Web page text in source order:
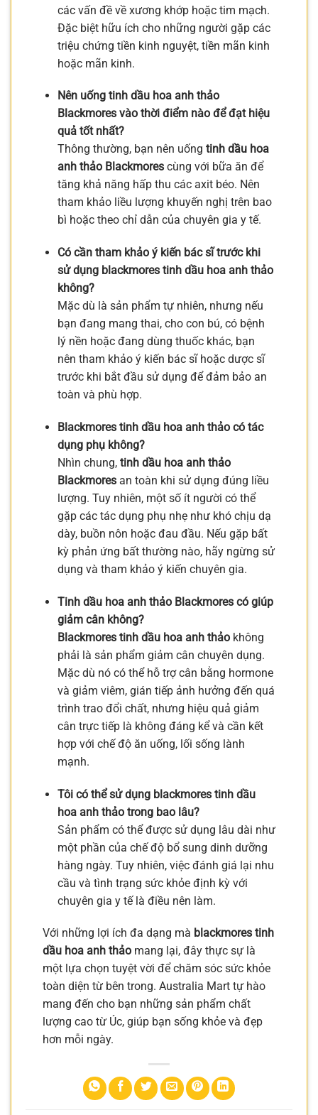
các vấn đề về xương khớp hoặc tim mạch.
Đặc biệt hữu ích cho những người gặp các
triệu chứng tiền kinh nguyệt, tiền mãn kinh
hoặc mãn kinh.
Nên uống tinh dầu hoa anh thảo
Blackmores vào thời điểm nào để đạt hiệu
quả tốt nhất?
Thông thường, bạn nên uống tinh dầu hoa
anh thảo Blackmorescùng với bữa ăn để
tăng khả năng hấp thu các axit béo. Nên
tham khảo liều lượng khuyến nghị trên bao
bì hoặc theo chỉ dẫn của chuyên gia y tế.
Có cần tham khảo ý kiến bác sĩ trước khi
sử dụng blackmores tinh dầu hoa anh thảo
không?
Mặc dù là sản phẩm tự nhiên, nhưng nếu
bạn đang mang thai, cho con bú, có bệnh
lý nền hoặc đang dùng thuốc khác, bạn
nên tham khảo ý kiến bác sĩ hoặc dược sĩ
trước khi bắt đầu sử dụng để đảm bảo an
toàn và phù hợp.
Blackmores tinh dầu hoa anh thảo có tác
dụng phụ không?
Nhìn chung, tinh dầu hoa anh thảo
Blackmoresan toàn khi sử dụng đúng liều
lượng. Tuy nhiên, một số ít người có thể
gặp các tác dụng phụ nhẹ như khó chịu dạ
dày, buồn nôn hoặc đau đầu. Nếu gặp bất
kỳ phản ứng bất thường nào, hãy ngừng sử
dụng và tham khảo ý kiến chuyên gia.
Tinh dầu hoa anh thảo Blackmores có giúp
giảm cân không?
Blackmores tinh dầu hoa anh thảokhông
phải là sản phẩm giảm cân chuyên dụng.
Mặc dù nó có thể hỗ trợ cân bằng hormone
và giảm viêm, gián tiếp ảnh hưởng đến quá
trình trao đổi chất, nhưng hiệu quả giảm
cân trực tiếp là không đáng kể và cần kết
hợp với chế độ ăn uống, lối sống lành
mạnh.
Tôi có thể sử dụng blackmores tinh dầu
hoa anh thảo trong bao lâu?
Sản phẩm có thể được sử dụng lâu dài như
một phần của chế độ bổ sung dinh dưỡng
hàng ngày. Tuy nhiên, việc đánh giá lại nhu
cầu và tình trạng sức khỏe định kỳ với
chuyên gia y tế là điều nên làm.
Với những lợi ích đa dạng mà blackmores tinh
dầu hoa anh thảo mang lại, đây thực sự là
một lựa chọn tuyệt vời để chăm sóc sức khỏe
toàn diện từ bên trong. Australia Mart tự hào
mang đến cho bạn những sản phẩm chất
lượng cao từ Úc, giúp bạn sống khỏe và đẹp
hơn mỗi ngày.